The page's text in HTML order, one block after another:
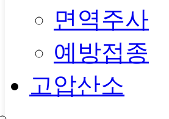
면역주사
예방접종
고압산소